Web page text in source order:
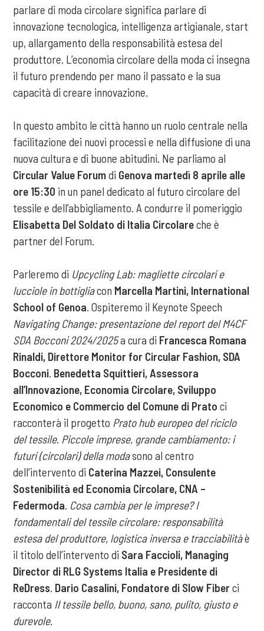
parlare di moda circolare significa parlare di
innovazione tecnologica, intelligenza artigianale, start
up, allargamento della responsabilità estesa del
produttore. L’economia circolare della moda ci insegna
il futuro prendendo per mano il passato e la sua
capacità di creare innovazione.
In questo ambito le città hanno un ruolo centrale nella
facilitazione dei nuovi processi e nella diffusione di una
nuova cultura e di buone abitudini. Ne parliamo al
Circular Value Forumdi Genova martedì 8 aprile alle
ore 15:30 in un panel dedicato al futuro circolare del
tessile e dell’abbigliamento. A condurre il pomeriggio
Elisabetta Del Soldato di Italia Circolareche è
partner del Forum.
Parleremo di Upcycling Lab: magliette circolari e
lucciole in bottigliacon Marcella Martini, International
School of Genoa. Ospiteremo il Keynote Speech
Navigating Change: presentazione del report del M4CF
SDA Bocconi 2024/2025a cura di Francesca Romana
Rinaldi, Direttore Monitor for Circular Fashion, SDA
Bocconi. Benedetta Squittieri, Assessora
all’Innovazione, Economia Circolare, Sviluppo
Economico e Commercio del Comune di Prato ci
racconterà il progetto Prato hub europeo del riciclo
del tessile. Piccole imprese, grande cambiamento: i
futuri (circolari) della modasono al centro
dell’intervento di Caterina Mazzei, Consulente
Sostenibilità ed Economia Circolare, CNA –
Federmoda. Cosa cambia per le imprese? I
fondamentali del tessile circolare: responsabilità
estesa del produttore, logistica inversa e tracciabilitàè
il titolo dell’intervento di Sara Faccioli, Managing
Director di RLG Systems Italia e Presidente di
ReDress. Dario Casalini, Fondatore di Slow Fiberci
racconta Il tessile bello, buono, sano, pulito, giusto e
durevole.